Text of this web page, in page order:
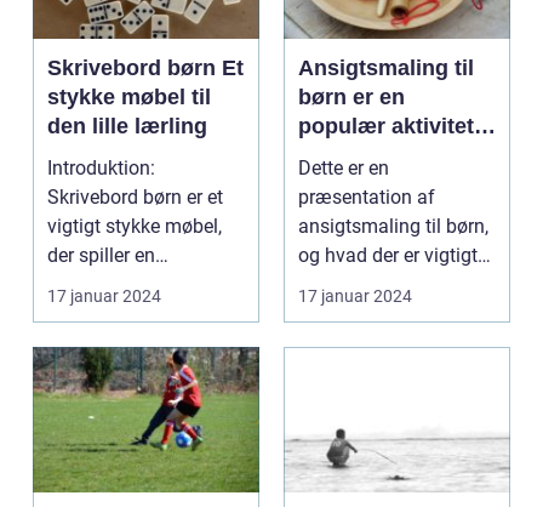
Skrivebord børn Et
stykke møbel til
den lille lærling
Introduktion:
Skrivebord børn er et
vigtigt stykke møbel,
der spiller en
afgørende rolle i et
barns ...
17 januar 2024
Ansigtsmaling til
børn er en
populær aktivitet,
der kan give
timevis af sjov og
kreativitet
Dette er en
præsentation af
ansigtsmaling til børn,
og hvad der er vigtigt
at vide for alle, der er ...
17 januar 2024